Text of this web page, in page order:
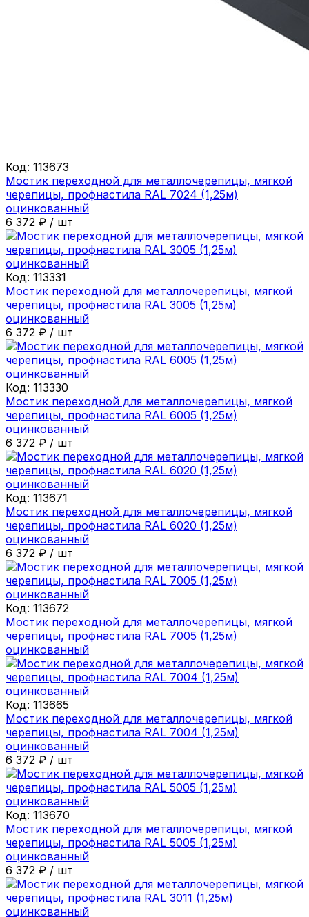
Код: 113673
Мостик переходной для металлочерепицы, мягкой
черепицы, профнастила RAL 7024 (1,25м)
оцинкованный
6 372 ₽ / шт
Код: 113331
Мостик переходной для металлочерепицы, мягкой
черепицы, профнастила RAL 3005 (1,25м)
оцинкованный
6 372 ₽ / шт
Код: 113330
Мостик переходной для металлочерепицы, мягкой
черепицы, профнастила RAL 6005 (1,25м)
оцинкованный
6 372 ₽ / шт
Код: 113671
Мостик переходной для металлочерепицы, мягкой
черепицы, профнастила RAL 6020 (1,25м)
оцинкованный
6 372 ₽ / шт
Код: 113672
Мостик переходной для металлочерепицы, мягкой
черепицы, профнастила RAL 7005 (1,25м)
оцинкованный
Код: 113665
Мостик переходной для металлочерепицы, мягкой
черепицы, профнастила RAL 7004 (1,25м)
оцинкованный
6 372 ₽ / шт
Код: 113670
Мостик переходной для металлочерепицы, мягкой
черепицы, профнастила RAL 5005 (1,25м)
оцинкованный
6 372 ₽ / шт